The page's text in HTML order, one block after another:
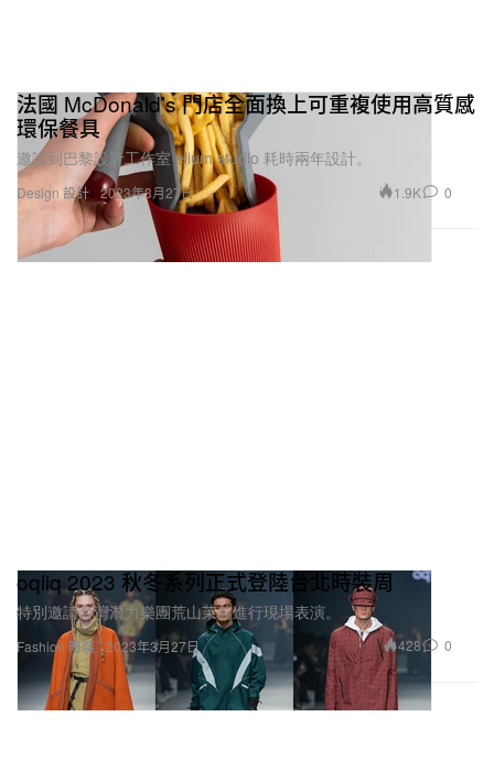
Design 設計
法國 McDonald’s 門店全面換上可重複使用高質感
環保餐具
邀請到巴黎設計工作室 elium studio 耗時兩年設計。
2023年3月27日 1.9K 0
Fashion 時裝
oqliq 2023 秋冬系列正式登陸台北時裝周
特別邀請台灣潛力樂團荒山茉莉進行現場表演。
2023年3月27日 428 0